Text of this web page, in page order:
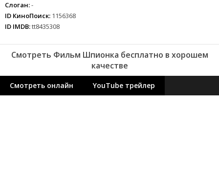
Слоган:-
ID КиноПоиск: 1156368
ID IMDB:tt8435308
Смотреть Фильм Шпионка бесплатно в хорошем
качестве
Смотреть онлайн YouTube трейлер